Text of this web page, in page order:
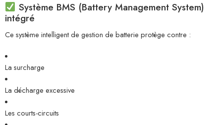
Système BMS (Battery Management System)
intégré
Ce système intelligent de gestion de batterie protège contre :
La surcharge
La décharge excessive
Les courts-circuits